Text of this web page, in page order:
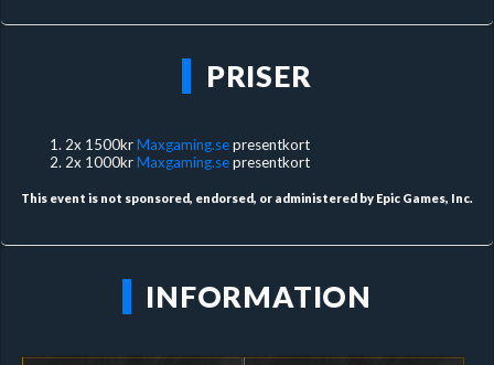
PRISER
2x 1500krMaxgaming.sepresentkort
2x 1000krMaxgaming.sepresentkort
This event is not sponsored, endorsed, or administered by Epic Games, Inc.
INFORMATION